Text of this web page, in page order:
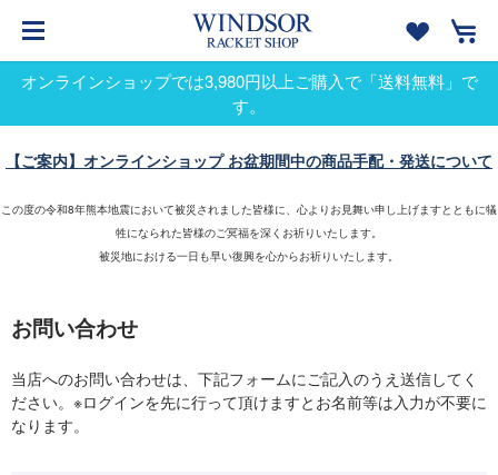
オンラインショップでは3,980円以上ご購入で「送料無料」で
す。
【ご案内】オンラインショップ お盆期間中の商品手配・発送について
この度の令和8年熊本地震において被災されました皆様に、心よりお見舞い申し上げますとともに犠
牲になられた皆様のご冥福を深くお祈りいたします。
被災地における一日も早い復興を心からお祈りいたします。
お問い合わせ
当店へのお問い合わせは、下記フォームにご記入のうえ送信してく
ださい。※ログインを先に行って頂けますとお名前等は入力が不要に
なります。